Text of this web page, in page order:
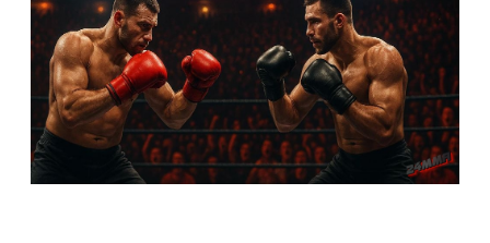
Прогноз на бой О’Мэлли — Ядонг на UFC 324:
коэффициенты
Где смотреть бой Кортес-Акоста — Льюис на UFC 324:
время начала
Прогноз на бой Кортес-Акоста — Льюис на UFC 324:
коэффициенты